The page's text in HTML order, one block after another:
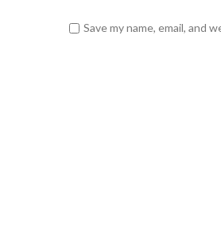
Save my name, email, and